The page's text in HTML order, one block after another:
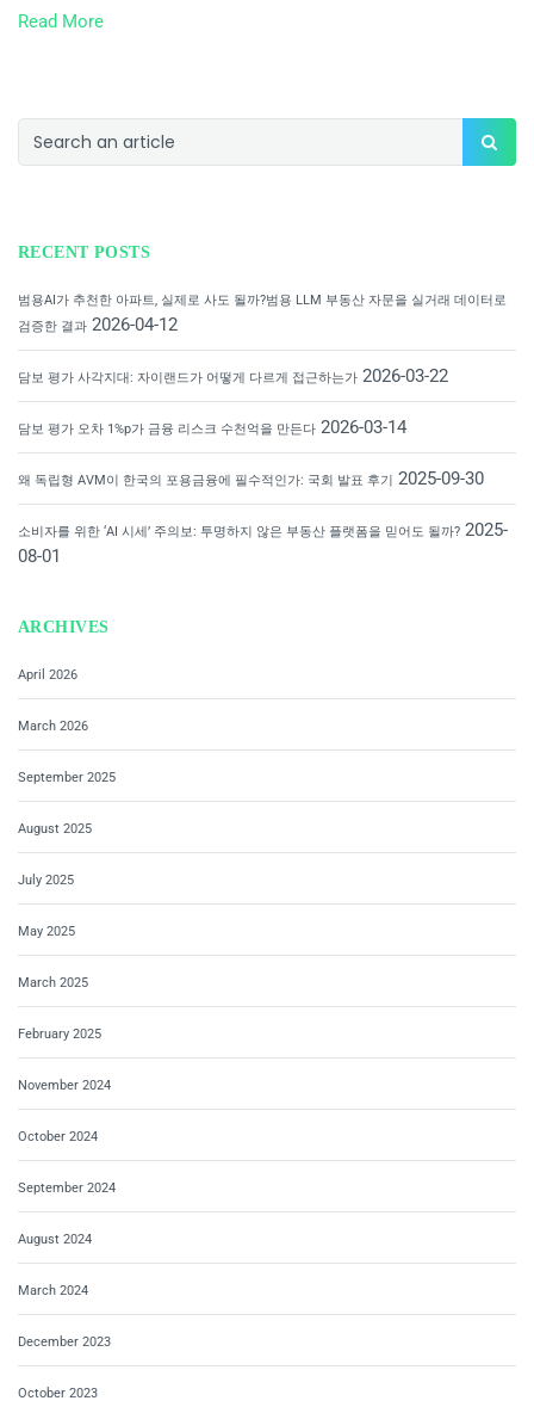
Read More
RECENT POSTS
범용AI가 추천한 아파트, 실제로 사도 될까?범용 LLM 부동산 자문을 실거래 데이터로
검증한 결과 2026-04-12
담보 평가 사각지대: 자이랜드가 어떻게 다르게 접근하는가 2026-03-22
담보 평가 오차 1%p가 금융 리스크 수천억을 만든다 2026-03-14
왜 독립형 AVM이 한국의 포용금융에 필수적인가: 국회 발표 후기 2025-09-30
소비자를 위한 ‘AI 시세’ 주의보: 투명하지 않은 부동산 플랫폼을 믿어도 될까? 2025-
08-01
ARCHIVES
April 2026
March 2026
September 2025
August 2025
July 2025
May 2025
March 2025
February 2025
November 2024
October 2024
September 2024
August 2024
March 2024
December 2023
October 2023